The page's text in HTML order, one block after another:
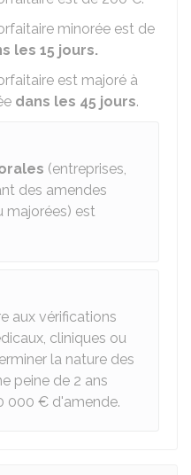
minorée est de
les 15 jours.
est majoré à
dans les 45 jours.
(entreprises,
des amendes
majorées) est
aux vérifications
cliniques ou
la nature des
peine de 2 ans
000 € d'amende.